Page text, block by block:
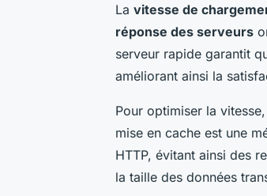
La vitesse de
réponse des serveurs
serveur rapide garantit
améliorant ainsi la
Pour optimiser la
mise en cache est une
HTTP, évitant ainsi des
la taille des données